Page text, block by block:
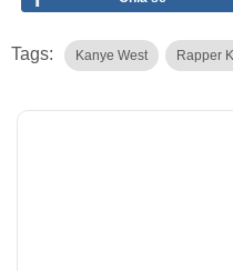
Tags: Kanye West Rapper